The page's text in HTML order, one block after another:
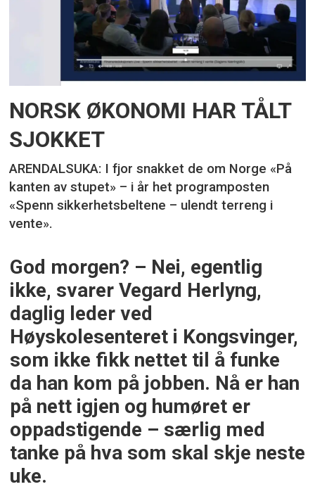
NORSK ØKONOMI HAR TÅLT
SJOKKET
ARENDALSUKA: I fjor snakket de om Norge «På
kanten av stupet» – i år het programposten
«Spenn sikkerhetsbeltene – ulendt terreng i
vente».
God morgen? – Nei, egentlig
ikke, svarer Vegard Herlyng,
daglig leder ved
Høyskolesenteret i Kongsvinger,
som ikke fikk nettet til å funke
da han kom på jobben. Nå er han
på nett igjen og humøret er
oppadstigende – særlig med
tanke på hva som skal skje neste
uke.